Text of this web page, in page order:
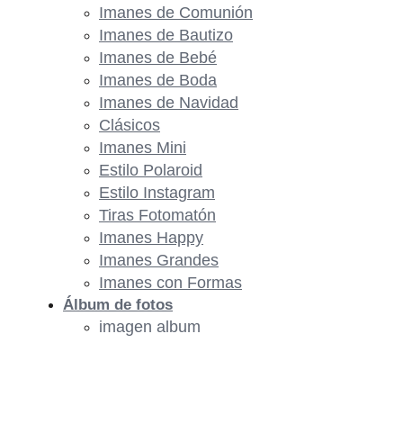
Imanes de Comunión
Imanes de Bautizo
Imanes de Bebé
Imanes de Boda
Imanes de Navidad
Clásicos
Imanes Mini
Estilo Polaroid
Estilo Instagram
Tiras Fotomatón
Imanes Happy
Imanes Grandes
Imanes con Formas
Álbum de fotos
imagen album